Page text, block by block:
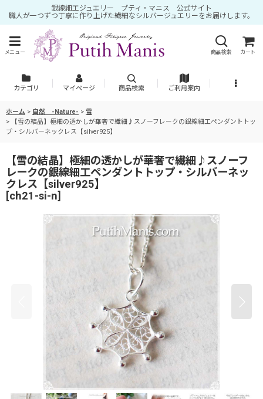
銀線細工ジュエリー プティ・マニス 公式サイト
職人が一つずつ丁寧に作り上げた繊細なシルバージュエリーをお届けします。
メニュー 商品検索 カート
カテゴリ マイページ 商品検索 ご利用案内
ホーム > 自然 -Nature- > 雪
>
【雪の結晶】極細の透かしが華奢で繊細♪スノーフレークの銀線細工ペンダントトッ
プ・シルバーネックレス【silver925】
【雪の結晶】極細の透かしが華奢で繊細♪スノーフ
レークの銀線細工ペンダントトップ・シルバーネッ
クレス【silver925】
[ch21-si-n]